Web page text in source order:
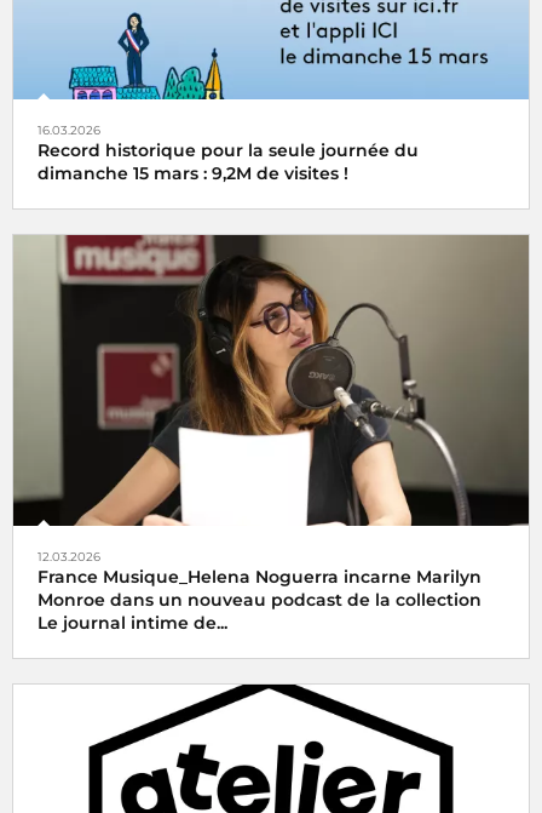
16.03.2026
Record historique pour la seule journée du
dimanche 15 mars : 9,2M de visites !
12.03.2026
France Musique_Helena Noguerra incarne Marilyn
Monroe dans un nouveau podcast de la collection
Le journal intime de...